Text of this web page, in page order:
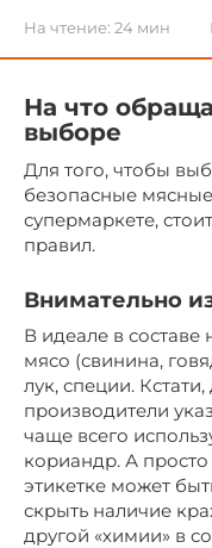
На чтение: 24 мин
На что
выборе
Для того, чтобы
безопасные
супермаркете,
правил.
Внимательно
В идеале в
мясо (свинина,
лук, специи.
производители
чаще всего
кориандр. А
этикетке может
скрыть наличие
другой «химии» в